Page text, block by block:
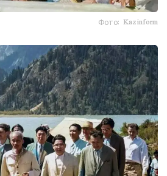
Фото: Kazinform